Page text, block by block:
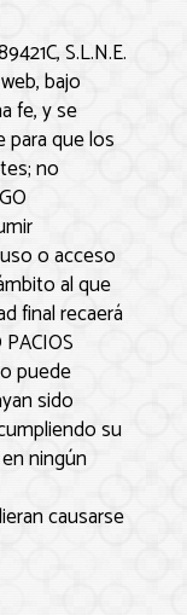
S.L.N.E.
bajo
fe, y se
para que los
no
o acceso
al que
final recaerá
puede
sido
su
ningún
causarse